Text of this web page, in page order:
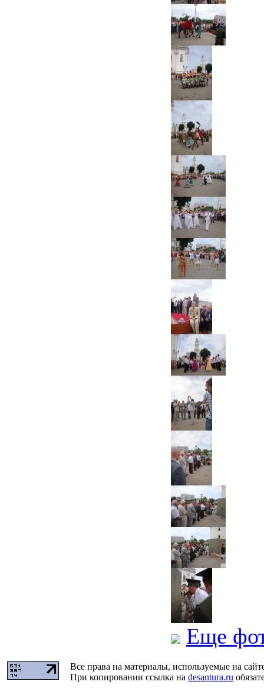
Еще
Все права на материалы, используемые на
При копировании ссылка на desantura.ru